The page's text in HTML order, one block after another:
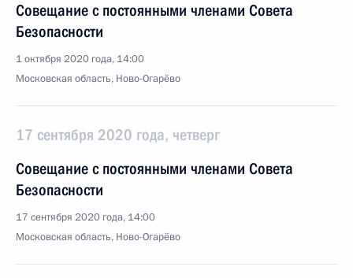
Совещание с постоянными членами Совета
Безопасности
1 октября 2020 года, 14:00
Московская область, Ново-Огарёво
17 сентября 2020 года, четверг
Совещание с постоянными членами Совета
Безопасности
17 сентября 2020 года, 14:00
Московская область, Ново-Огарёво